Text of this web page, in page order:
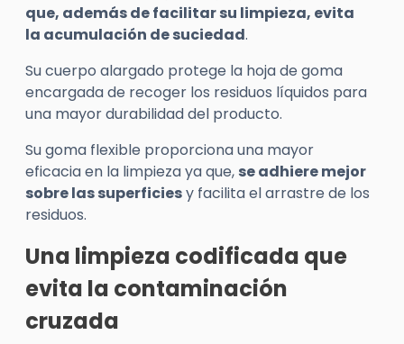
que, además de facilitar su limpieza, evita
la acumulación de suciedad.
Su cuerpo alargado protege la hoja de goma
encargada de recoger los residuos líquidos para
una mayor durabilidad del producto.
Su goma flexible proporciona una mayor
eficacia en la limpieza ya que, se adhiere mejor
sobre las superficiesy facilita el arrastre de los
residuos.
Una limpieza codificada que
evita la contaminación
cruzada